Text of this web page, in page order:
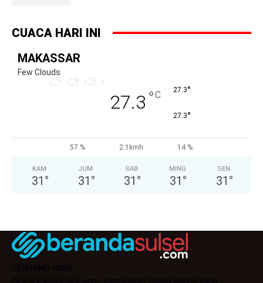
CUACA HARI INI
MAKASSAR
Few Clouds
27.3 °C 27.3°
27.3°
57 % 2.1kmh 14 %
KAM
31 °
JUM
31 °
SAB
31 °
MING
31 °
SEN
31 °